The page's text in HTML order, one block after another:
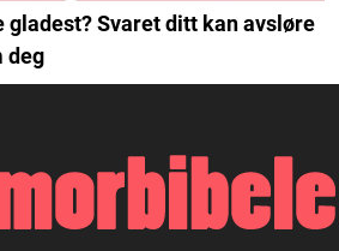
gladest? Svaret ditt kan avsløre
deg